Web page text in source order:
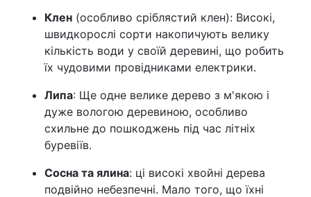
Клен (особливо сріблястий клен): Високі,
швидкорослі сорти накопичують велику
кількість води у своїй деревині, що робить
їх чудовими провідниками електрики.
Липа: Ще одне велике дерево з м'якою і
дуже вологою деревиною, особливо
схильне до пошкоджень під час літніх
буревіїв.
Сосна та ялина: ці високі хвойні дерева
подвійно небезпечні. Мало того, що їхні